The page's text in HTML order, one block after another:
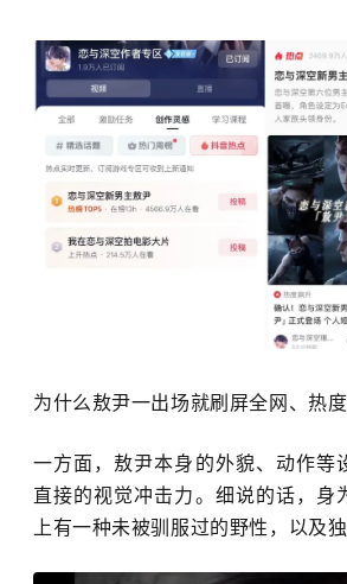
为什么敖尹一出场就刷屏全网、热度
一方面， 敖尹本身的外貌、动作等
直接的视觉冲击力。细说的话，身
上有一种未被驯服过的野性，以及